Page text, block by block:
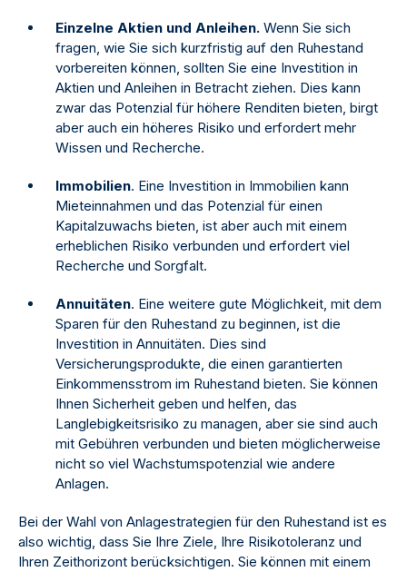
Einzelne Aktien und Anleihen. Wenn Sie sich
fragen, wie Sie sich kurzfristig auf den Ruhestand
vorbereiten können, sollten Sie eine Investition in
Aktien und Anleihen in Betracht ziehen. Dies kann
zwar das Potenzial für höhere Renditen bieten, birgt
aber auch ein höheres Risiko und erfordert mehr
Wissen und Recherche.
Immobilien. Eine Investition in Immobilien kann
Mieteinnahmen und das Potenzial für einen
Kapitalzuwachs bieten, ist aber auch mit einem
erheblichen Risiko verbunden und erfordert viel
Recherche und Sorgfalt.
Annuitäten. Eine weitere gute Möglichkeit, mit dem
Sparen für den Ruhestand zu beginnen, ist die
Investition in Annuitäten. Dies sind
Versicherungsprodukte, die einen garantierten
Einkommensstrom im Ruhestand bieten. Sie können
Ihnen Sicherheit geben und helfen, das
Langlebigkeitsrisiko zu managen, aber sie sind auch
mit Gebühren verbunden und bieten möglicherweise
nicht so viel Wachstumspotenzial wie andere
Anlagen.
Bei der Wahl von Anlagestrategien für den Ruhestand ist es
also wichtig, dass Sie Ihre Ziele, Ihre Risikotoleranz und
Ihren Zeithorizont berücksichtigen. Sie können mit einem